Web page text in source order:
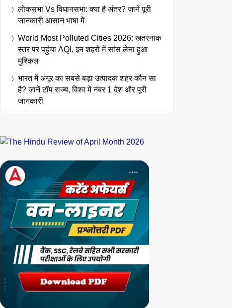
लोकसभा Vs विधानसभा: क्या है अंतर? जानें पूरी
जानकारी आसान भाषा में
World Most Polluted Cities 2026: खतरनाक
स्तर पर पहुंचा AQI, इन शहरों में सांस लेना हुआ
मुश्किल
भारत में अंगूर का सबसे बड़ा उत्पादक शहर कौन सा
है? जानें टॉप राज्य, विश्व में नंबर 1 देश और पूरी
जानकारी